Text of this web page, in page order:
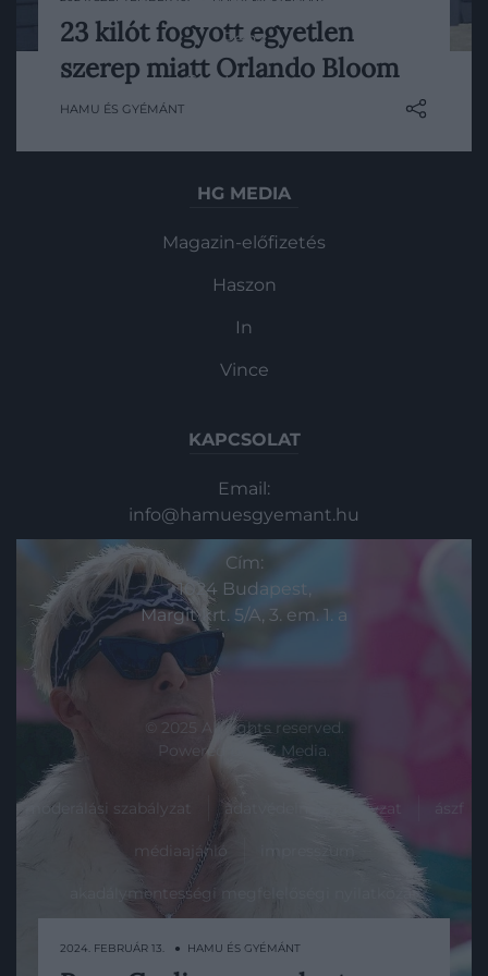
A színész legújabb filmje miatt szabadult
meg 23 kilótól, ráadásul mindössze 3
hónap alatt. Bloom elárulta, hogy a
ami legjobban meglepte saját magával és
23 kilót fogyott egyetlen
szerep miatt Orlando Bloom
HAMU ÉS GYÉMÁNT
2024. FEBRUÁR 13. ● HAMU ÉS GYÉMÁNT
Pénz
Gasztronómia
HG MEDIA
Magazin-előfizetés
Haszon
In
Vince
KAPCSOLAT
Email:
info@hamuesgyemant.hu
Cím:
1024 Budapest,
Margit krt. 5/A, 3. em. 1. a
© 2025 All rights reserved.
Powered by
HG Media.
moderálási szabályzat adatvédelmi szabályzat ászf
médiaajánló
akadálymentességi megfelelőségi nyilatkozat